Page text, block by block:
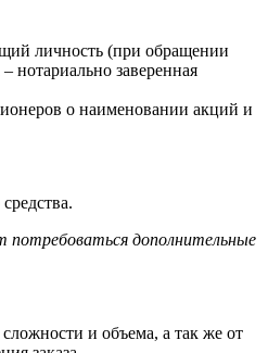
личность (при обращении
нотариально заверенная
о наименовании акций и
потребоваться дополнительные
сложности и объема, а так же от